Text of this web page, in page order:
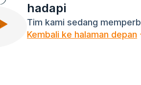
hadapi
Tim kami sedang
Kembali ke halaman depan